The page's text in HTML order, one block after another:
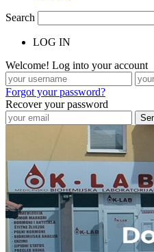
Search
LOG IN
Welcome! Log into your account
Forgot your password?
Recover your password